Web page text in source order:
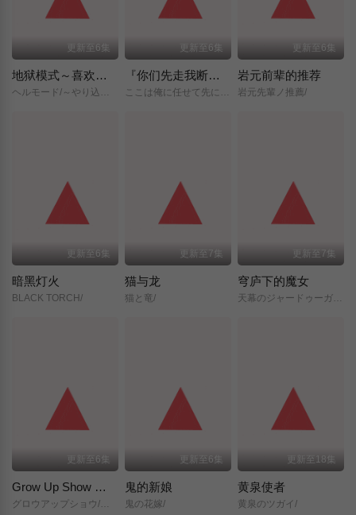
更新至6集
地狱模式～喜欢挑战特殊成就的玩家在废设定的异世界成为无双～第二季
更新至6集
『你们先走我断后』，于是10年后我成为了传说
更新至6集
岩元前辈的推荐
岩元先輩ノ推薦/
更新至6集
暗黑灯火
BLACK TORCH/
更新至7集
猫与龙
猫と竜/
更新至7集
穹庐下的魔女
天幕のジャードゥーガル/
更新至6集
Grow Up Show ～向日葵马戏团～
グロウアップショウ/～ひまわりのサーカス団～/
更新至6集
鬼的新娘
鬼の花嫁/
更新至18集
黄泉使者
黄泉のツガイ/